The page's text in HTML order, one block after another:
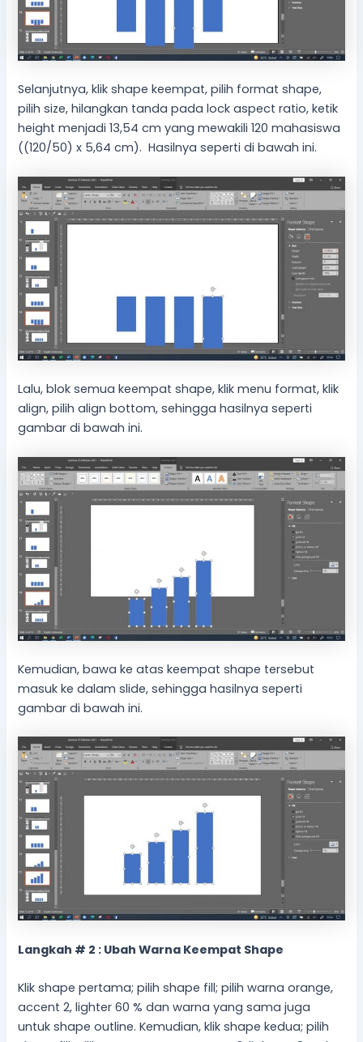
Selanjutnya, klik shape keempat, pilih format shape,
pilih size, hilangkan tanda pada lock aspect ratio, ketik
height menjadi 13,54 cm yang mewakili 120 mahasiswa
((120/50) x 5,64 cm). Hasilnya seperti di bawah ini.
Lalu, blok semua keempat shape, klik menu format, klik
align, pilih align bottom, sehingga hasilnya seperti
gambar di bawah ini.
Kemudian, bawa ke atas keempat shape tersebut
masuk ke dalam slide, sehingga hasilnya seperti
gambar di bawah ini.
Langkah # 2 : Ubah Warna Keempat Shape
Klik shape pertama; pilih shape fill; pilih warna orange,
accent 2, lighter 60 % dan warna yang sama juga
untuk shape outline. Kemudian, klik shape kedua; pilih